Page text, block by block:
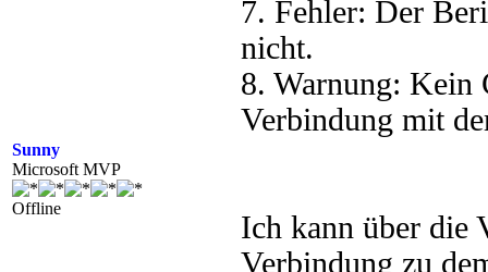
Sunny
Microsoft MVP
Offline
7. Fehler: Der
nicht.
8. Warnung: Kein
Verbindung mit
Ich kann über die
Verbindung zu